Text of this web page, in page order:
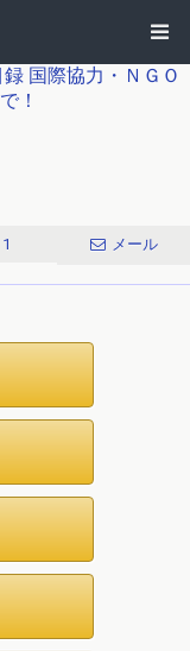
録 国際協力・ＮＧＯ
！
メール